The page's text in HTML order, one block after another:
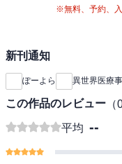
※無料、予約、
新刊通知
ぽーよら 異世界医療
この作品のレビュー （
平均 --